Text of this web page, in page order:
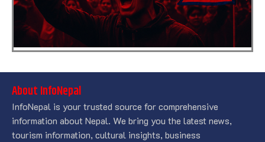
About InfoNepal
InfoNepal is your trusted source for comprehensive
information about Nepal. We bring you the latest news,
tourism information, cultural insights, business